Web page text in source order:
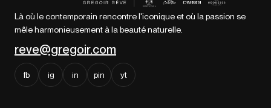
Là où le contemporain rencontre l'iconique et où la passion se
mêle harmonieusement à la beauté naturelle.
reve@gregoir.com
fb ig in pin yt